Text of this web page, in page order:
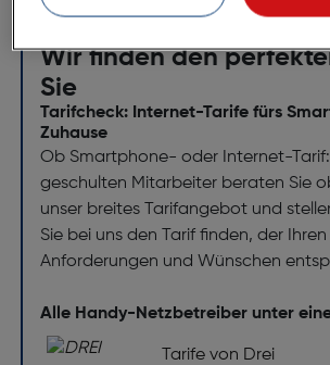
Wir finden den
Sie
Tarifcheck: Internet-Tarife fürs
Zuhause
Ob Smartphone- oder Internet-Tarif:
geschulten Mitarbeiter beraten Sie
unser breites Tarifangebot und
Sie bei uns den Tarif finden, der Ihren
Anforderungen und Wünschen
Alle Handy-Netzbetreiber unter
Tarife von Drei